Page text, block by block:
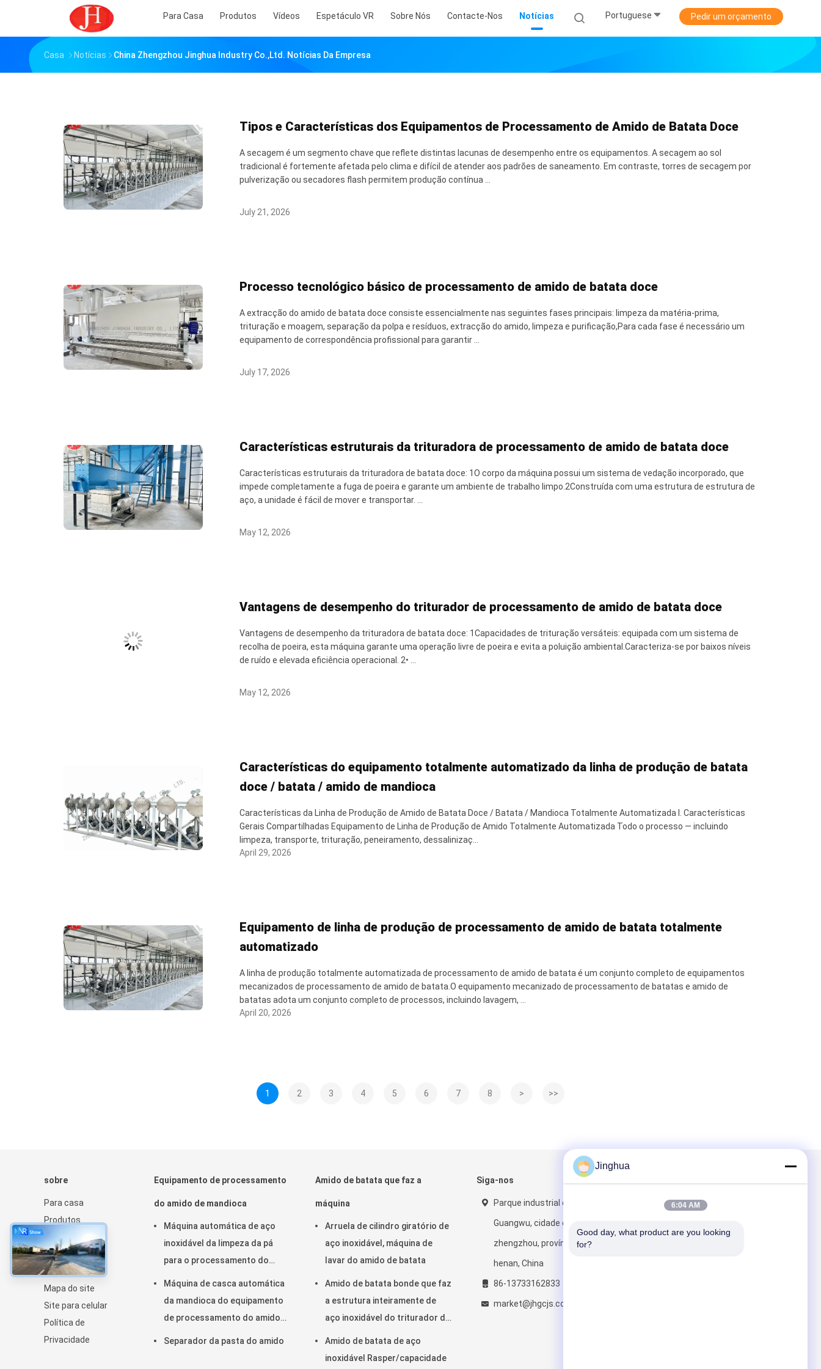
Para Casa Produtos Vídeos Espetáculo VR Sobre Nós Contacte-Nos Notícias Portuguese Pedir um orçamento
Casa Notícias China Zhengzhou Jinghua Industry Co.,Ltd. Notícias Da Empresa
Tipos e Características dos Equipamentos de Processamento de Amido de Batata Doce
A secagem é um segmento chave que reflete distintas lacunas de desempenho entre os equipamentos. A secagem ao sol
tradicional é fortemente afetada pelo clima e difícil de atender aos padrões de saneamento. Em contraste, torres de secagem por
pulverização ou secadores flash permitem produção contínua ...
July 21, 2026
Processo tecnológico básico de processamento de amido de batata doce
A extracção do amido de batata doce consiste essencialmente nas seguintes fases principais: limpeza da matéria-prima,
trituração e moagem, separação da polpa e resíduos, extracção do amido, limpeza e purificação,Para cada fase é necessário um
equipamento de correspondência profissional para garantir ...
July 17, 2026
Características estruturais da trituradora de processamento de amido de batata doce
Características estruturais da trituradora de batata doce: 1O corpo da máquina possui um sistema de vedação incorporado, que
impede completamente a fuga de poeira e garante um ambiente de trabalho limpo.2Construída com uma estrutura de estrutura de
aço, a unidade é fácil de mover e transportar. ...
May 12, 2026
Vantagens de desempenho do triturador de processamento de amido de batata doce
Vantagens de desempenho da trituradora de batata doce: 1Capacidades de trituração versáteis: equipada com um sistema de
recolha de poeira, esta máquina garante uma operação livre de poeira e evita a poluição ambiental.Caracteriza-se por baixos níveis
de ruído e elevada eficiência operacional. 2• ...
May 12, 2026
Características do equipamento totalmente automatizado da linha de produção de batata
doce / batata / amido de mandioca
Características da Linha de Produção de Amido de Batata Doce / Batata / Mandioca Totalmente Automatizada I. Características
Gerais Compartilhadas Equipamento de Linha de Produção de Amido Totalmente Automatizada Todo o processo — incluindo
limpeza, transporte, trituração, peneiramento, dessalinizaç...
April 29, 2026
Equipamento de linha de produção de processamento de amido de batata totalmente
automatizado
A linha de produção totalmente automatizada de processamento de amido de batata é um conjunto completo de equipamentos
mecanizados de processamento de amido de batata.O equipamento mecanizado de processamento de batatas e amido de
batatas adota um conjunto completo de processos, incluindo lavagem, ...
April 20, 2026
1 2 3 4 5 6 7 8 > >>
sobre
Para casa
Produtos
Espetáculo VR
Sobre nós
Notícias
Mapa do site
Site para celular
Política de
Privacidade
Equipamento de processamento
do amido de mandioca
Máquina automática de aço
inoxidável da limpeza da pá
para o processamento do
Máquina de casca automática
da mandioca do equipamento
de processamento do amido
Separador da pasta do amido
Amido de batata que faz a
máquina
Arruela de cilindro giratório de
aço inoxidável, máquina de
lavar do amido de batata
Amido de batata bonde que faz
a estrutura inteiramente de
aço inoxidável do triturador da
Amido de batata de aço
inoxidável Rasper/capacidade
Siga-nos
Parque industrial de
Guangwu, cidade de
zhengzhou, província de
henan, China
86-13733162833
market@jhgcjs.com
Jinghua
6:04 AM
Good day, what product are you looking
for?